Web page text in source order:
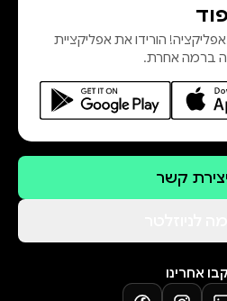
הורידו את אפליקציית
ברמה אחרת.
יצירת קשר
אחרינו